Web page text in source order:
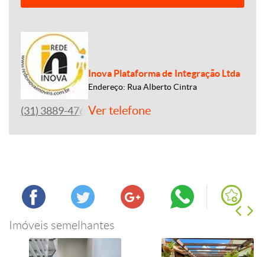
Inova Plataforma de Integração Ltda
Endereço: Rua Alberto Cintra
(31) 3889-4765Ver telefone
Imóveis semelhantes